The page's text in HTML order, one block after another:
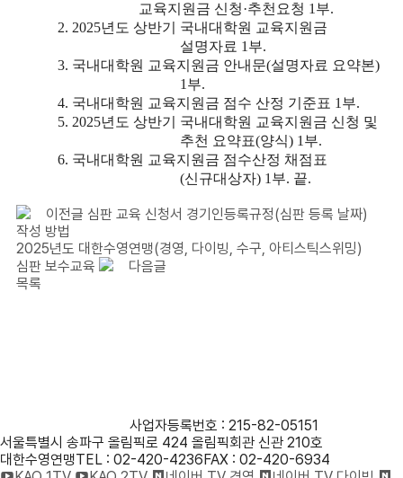
교육지원금 신청·추천요청 1 부.
2. 2025년도 상반기 국내대학원 교육지원금
설명자료 1 부.
3. 국내대학원 교육지원금 안내문(설명자료 요약본)
1 부.
4. 국내대학원 교육지원금 점수 산정 기준표 1 부.
5. 2025년도 상반기 국내대학원 교육지원금 신청 및
추천 요약표(양식) 1 부.
6. 국내대학원 교육지원금 점수산정 채점표
(신규대상자) 1 부. 끝.
이전글 심판 교육 신청서 경기인등록규정(심판 등록 날짜)
작성 방법
2025년도 대한수영연맹(경영, 다이빙, 수구, 아티스틱스위밍)
심판 보수교육
다음글
목록
사업자등록번호 : 215-82-05151
서울특별시 송파구 올림픽로 424 올림픽회관 신관 210호
대한수영연맹TEL : 02-420-4236FAX : 02-420-6934